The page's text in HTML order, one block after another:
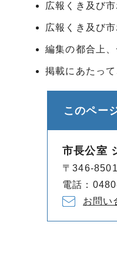
広報くき及び
広報くき及び
編集の都合上
掲載にあたっ
このペー
市長公室
〒346-
電話：
お問い